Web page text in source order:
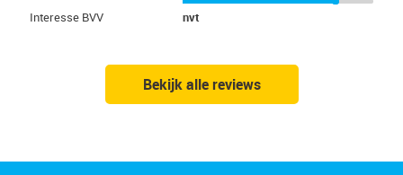
Interesse BVV
nvt
Bekijk alle reviews